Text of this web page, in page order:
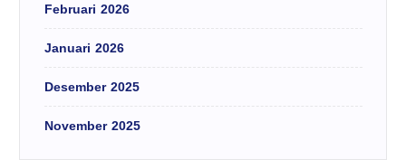
Februari 2026
Januari 2026
Desember 2025
November 2025